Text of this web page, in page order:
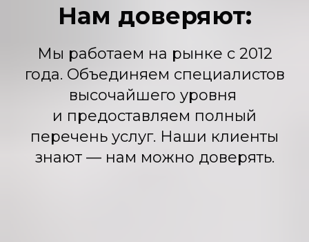
Нам доверяют:
Мы работаем на рынке с 2012
года. Объединяем специалистов
высочайшего уровня
и предоставляем полный
перечень услуг. Наши клиенты
знают — нам можно доверять.